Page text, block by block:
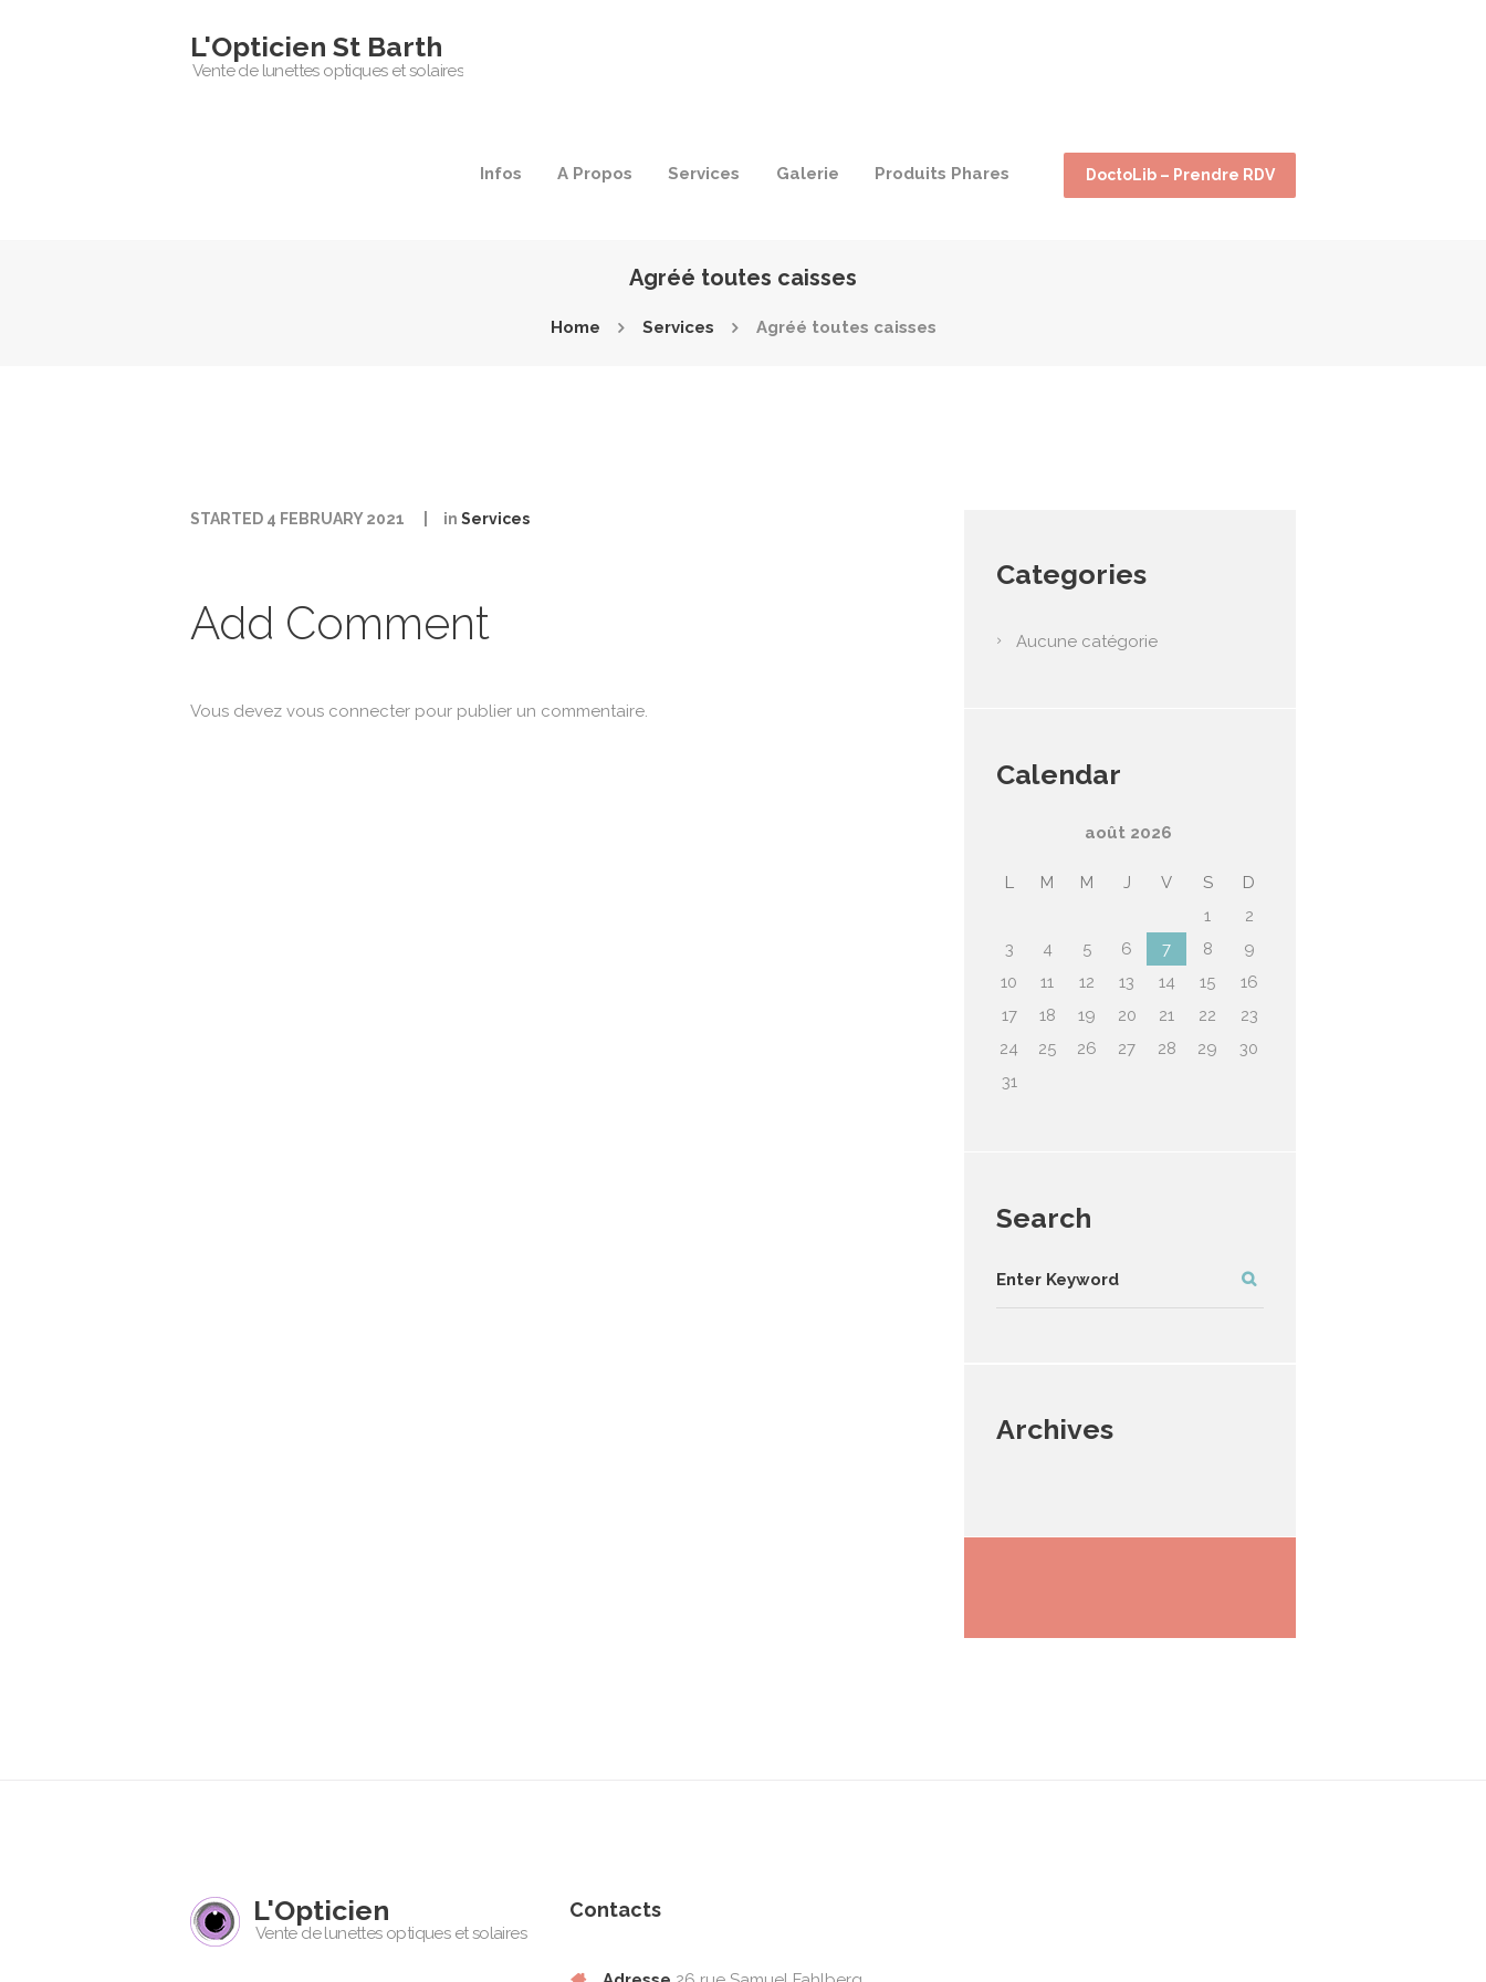
L'Opticien St Barth
Vente de lunettes optiques et solaires
Infos A Propos Services Galerie Produits Phares DoctoLib – Prendre RDV
Agréé toutes caisses
Home Services Agréé toutes caisses
STARTED 4 FEBRUARY 2021 in Services
Add Comment
Vous devez vous connecter pour publier un commentaire.
Categories
Aucune catégorie
Calendar
août 2026
L M M J V S
D
1
2
3
4 5 6 7 8
9
10
11 12 13 14 15
16
17
18 19 20 21 22
23
24
25 26 27 28 29
30
31
Search
Archives
L'Opticien
Vente de lunettes optiques et solaires
Contacts